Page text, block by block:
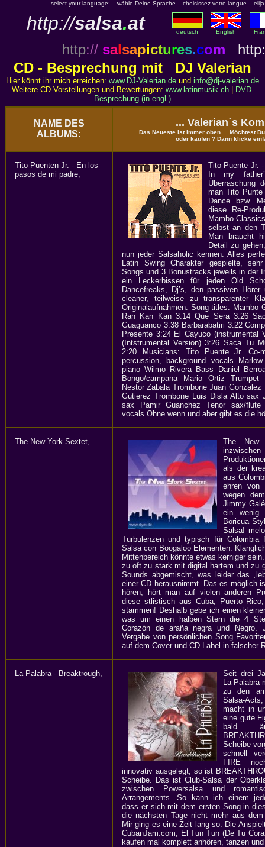
select your language: - wähle Deine Sprache - choisissez votre langue -
http://salsa.at deutsch English
http:// salsapictures.com
CD - Besprechung mit DJ Valerian
Hier könnt ihr mich erreichen: www.DJ-Valerian.de und info@dj-valerian.de
Weitere CD-Vorstellungen und Bewertungen: www.latinmusik.ch|
DVD-
Besprechung (in engl.)
NAME DES
ALBUMS:
... Valerian´s
Das Neueste ist immer oben Möchtest Du
oder kaufen ? Dann klicke
Tito Puenten Jr. - En los
pasos de mi padre,
Tito Puente Jr.
In my
Überraschung
man Tito
Dance bzw.
diese Re-
Mambo
selbst an den
Man braucht
Detail zu
nun jeder Salsaholic kennen. Alles
Latin Swing Charakter gespielte,
Songs und 3 Bonustracks jeweils in der
ein Leckerbissen für jeden Old
Dancefreaks, Dj’s, den passiven
cleaner, teilweise zu transparenter
Originalaufnahmen. Song titles: Mambo
Ran Kan Kan 3:14 Que Sera 3:26
Guaguanco 3:38 Barbarabatiri 3:22
Presente 3:24 El Cayuco (instrumental
(Intstrumental Version) 3:26 Saca Tu
2:20 Musicians: Tito Puente Jr. Co-
percussion, background vocals
piano Wilmo Rivera Bass Daniel
Bongo/campana Mario Ortiz Trumpet
Nestor Zabala Trombone Juan
Gutierez Trombone Luis Disla Alto sax
sax Pamir Guanchez Tenor sax/flute
vocals Ohne wenn und aber gibt es die
The New York Sextet,
The
als der
aus
ehren von
wegen
Jimmy
ein wenig
Boricua
Salsa!
Turbulenzen und typisch für
Salsa con Boogaloo Elementen.
Mittenbereich könnte etwas kerniger
zu oft zu stark mit digital hartem und zu
Sounds abgemischt, was leider das
einer CD herausnimmt. Das es möglich
hören, hört man auf vielen anderen
diese stlistisch aus Cuba, Puerto
stammen! Deshalb gebe ich einen
was um einen halben Stern die 4
Corazón de araña negra und Negro.
Vergabe von persönlichen Song
auf dem Cover und CD Label in falscher
La Palabra - Breaktrough,
Seit drei
La Palabra
zu den
Salsa-
macht in
eine gute
bald
Scheibe
schnell
FIRE
innovativ ausgelegt, so ist
Scheibe. Das ist Club-Salsa der
zwischen Powersalsa und
Arrangements. So kann ich einem
dass er sich mit dem ersten Song in
die nächsten Tage nicht mehr aus
Mir ging es eine Zeit lang so. Die
CubanJam.com, El Tun Tun (De Tu
kaufen mal komplett anhören, tanzen